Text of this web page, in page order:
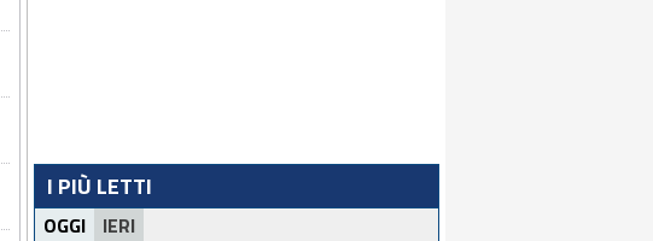
I PIÙ LETTI
OGGI IERI